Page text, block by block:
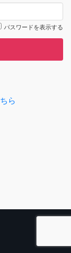
パスワードを表示する
ら